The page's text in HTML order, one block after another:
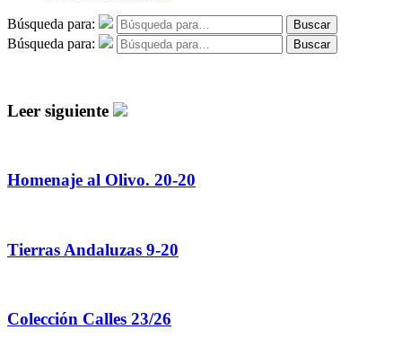
Búsqueda para: Buscar
Búsqueda para: Buscar
Leer siguiente
Homenaje al Olivo. 20-20
Tierras Andaluzas 9-20
Colección Calles 23/26